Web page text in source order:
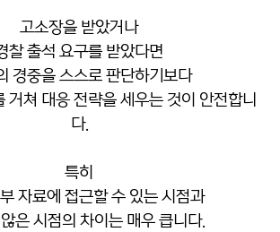
고소장을 받았거나
찰 출석 요구를 받았다면
경중을 스스로 판단하기보다
거쳐 대응 전략을 세우는 것이 안전합니
다.
특히
자료에 접근할 수 있는 시점과
은 시점의 차이는 매우 큽니다.